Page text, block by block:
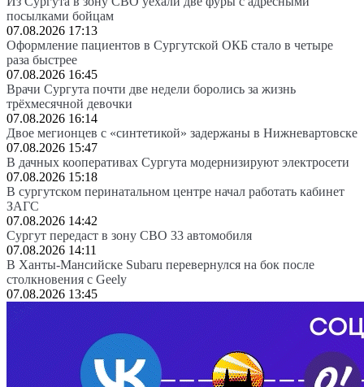
посылками бойцам
07.08.2026 17:13
Оформление пациентов в Сургутской ОКБ стало в четыре
раза быстрее
07.08.2026 16:45
Врачи Сургута почти две недели боролись за жизнь
трёхмесячной девочки
07.08.2026 16:14
Двое мегионцев с «синтетикой» задержаны в Нижневартовске
07.08.2026 15:47
В дачных кооперативах Сургута модернизируют электросети
07.08.2026 15:18
В сургутском перинатальном центре начал работать кабинет
ЗАГС
07.08.2026 14:42
Сургут передаст в зону СВО 33 автомобиля
07.08.2026 14:11
В Ханты-Мансийске Subaru перевернулся на бок после
столкновения с Geely
07.08.2026 13:45